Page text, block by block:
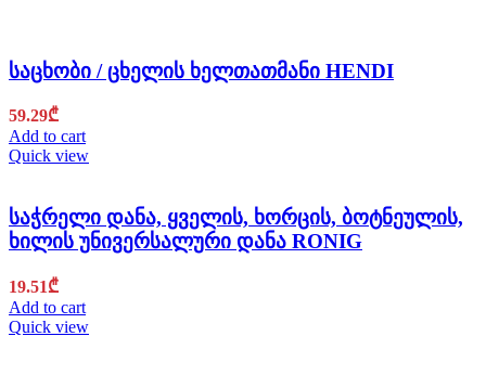
საცხობი / ცხელის ხელთათმანი HENDI
59.29₾
Add to cart
Quick view
საჭრელი დანა, ყველის, ხორცის, ბოტნეულის,
ხილის უნივერსალური დანა RONIG
19.51₾
Add to cart
Quick view